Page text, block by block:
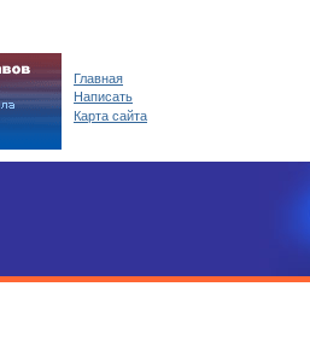
Главная
Написать
Карта сайта